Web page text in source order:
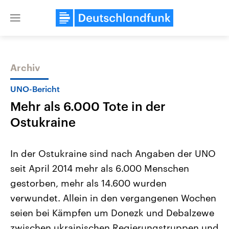
Close
Themen
Landtagswahl Sachsen-Anhalt
2026
Alle Informationen
Sachsen-Anhalt wählt am 6.
September 2026 einen neuen
Landtag. Seit 2021 wird das
Bundesland von einer Koalition aus
Aktuelle Beiträge,
Hintergründe
Wirtschaftlich und
gehören die Vereinigten
den mächtigsten Ländern
mit großem Einfluss auf
Archiv
UNO-Bericht
Mehr als 6.000 Tote in der
Ostukraine
In der Ostukraine sind nach Angaben der UNO
seit April 2014 mehr als 6.000 Menschen
gestorben, mehr als 14.600 wurden
verwundet. Allein in den vergangenen Wochen
seien bei Kämpfen um Donezk und Debalzewe